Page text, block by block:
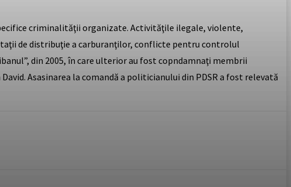
criminalităţii organizate. Activităţile ilegale, violente,
de distribuţie a carburanţilor, conflicte pentru controlul
din 2005, în care ulterior au fost copndamnaţi membrii
Asasinarea la comandă a politicianului din PDSR a fost relevată